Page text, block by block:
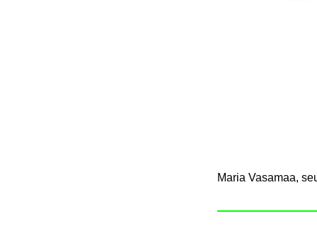
Maria Va­sa­maa,